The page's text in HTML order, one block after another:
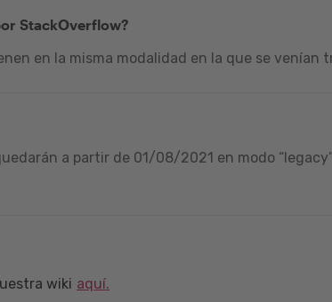
StackOverflow?
en la misma modalidad en la que se venían
a partir de 01/08/2021 en modo
wiki aquí.